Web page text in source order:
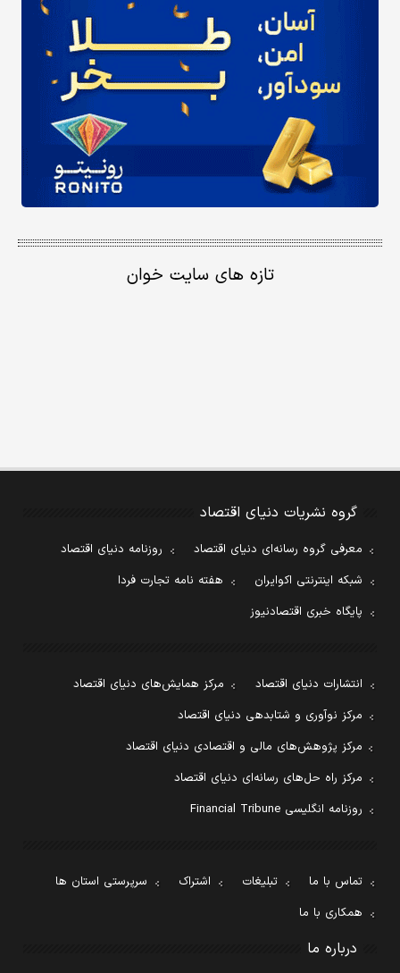
تازه های سایت خوان
گروه نشریات دنیای اقتصاد
معرفی گروه رسانه‌ای دنیای اقتصاد
روزنامه دنیای اقتصاد
شبکه اینترنتی اکوایران
هفته نامه تجارت فردا
پایگاه خبری اقتصادنیوز
انتشارات دنیای اقتصاد
مرکز همایش‌های دنیای اقتصاد
مرکز نوآوری و شتابدهی دنیای اقتصاد
مرکز پژوهش‌های مالی و اقتصادی دنیای اقتصاد
مرکز راه حل‌های رسانه‌ای دنیای اقتصاد
روزنامه انگلیسی Financial Tribune
تماس با ما تبلیغات اشتراک
سرپرستی استان ها
همکاری با ما
درباره ما